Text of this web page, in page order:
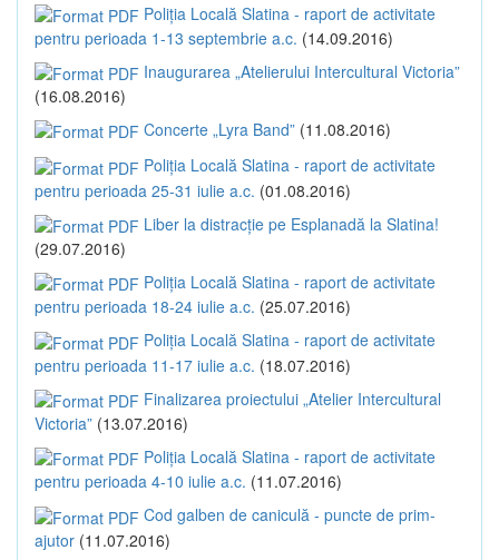
Poliția Locală Slatina - raport de activitate
pentru perioada 1-13 septembrie a.c. (14.09.2016)
Inaugurarea „Atelierului Intercultural Victoria”
(16.08.2016)
Concerte „Lyra Band” (11.08.2016)
Poliția Locală Slatina - raport de activitate
pentru perioada 25-31 iulie a.c. (01.08.2016)
Liber la distracție pe Esplanadă la Slatina!
(29.07.2016)
Poliția Locală Slatina - raport de activitate
pentru perioada 18-24 iulie a.c. (25.07.2016)
Poliția Locală Slatina - raport de activitate
pentru perioada 11-17 iulie a.c. (18.07.2016)
Finalizarea proiectului „Atelier Intercultural
Victoria” (13.07.2016)
Poliția Locală Slatina - raport de activitate
pentru perioada 4-10 iulie a.c. (11.07.2016)
Cod galben de caniculă - puncte de prim-
ajutor (11.07.2016)